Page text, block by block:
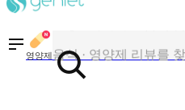
영양제
혈당 · 다이어트 음식